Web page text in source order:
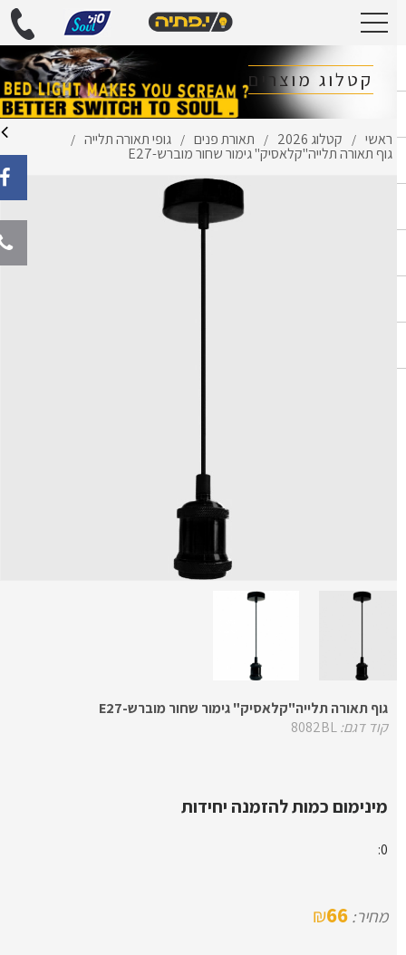
קטלוג מוצרים
ראשי קטלוג 2026 תאורת פנים גופי תאורה תלייה
גוף תאורה תלייה"קלאסיק" גימור שחור מוברש-E27
גוף תאורה תלייה"קלאסיק" גימור שחור מוברש-E27
קוד דגם:8082BL
מינימום כמות להזמנה יחידות
מחיר:66
₪